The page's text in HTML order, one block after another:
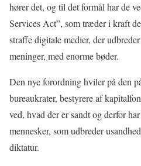
hører det, og til det formål har de
Services Act”, som træder i kraft
straffe digitale medier, der
meninger, med enorme bøder.
Den nye forordning hviler på den
bureaukrater, bestyrere af
ved, hvad der er sandt og derfor
mennesker, som udbreder
diktatur.